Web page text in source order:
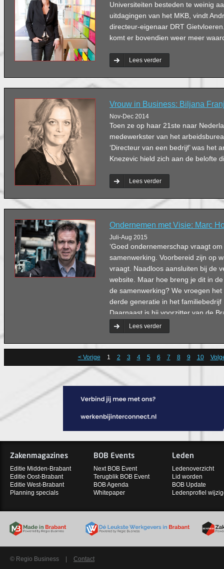
Universiteiten besteden te weinig
uitdagingen van het MKB, vindt
directeur-eigenaar DRT
komt er bovendien weer meer
Lees verder
Vrouw in Business: Biljana
Nov-Dec 2014
Toen ze op haar 21ste naar
medewerkster van het
‘Directeur van een bedrijf’ was het
Knezevic hield zich aan de belofte
Lees verder
Ondernemen met Visie: Marc
Juli-Aug 2015
‘Goed ondernemerschap vraagt
samenwerking. Voorbereid zijn op
vraagt. Naadloos aansluiten bij de
website. Maar hoe breng je dit in
de samenwerking? We vroegen
derde generatie in het familiebedrijf
Daarnaast is hij voorzitter van de
Werkgeversvereniging afdeling ’s-
was hij vijftien jaar lang voorzitter
Ondernemers Contact.
Lees verder
< Vorige 1 2 3 4 5 6 7 8 9 10
Zakenmagazines
Editie Midden-Brabant
Editie Oost-Brabant
Editie West-Brabant
Planning specials
BOB Events
Next BOB Event
Terugblik BOB Event
BOB Agenda
Whitepaper
Leden
Ledenoverzicht
Lid worden
BOB Update
Ledenprofiel
© Regio Business Contact